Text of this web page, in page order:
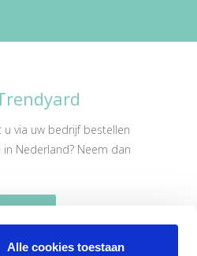
Alle cookies toestaan
u via uw bedrijf bestellen
Nederland? Neem dan
ons op